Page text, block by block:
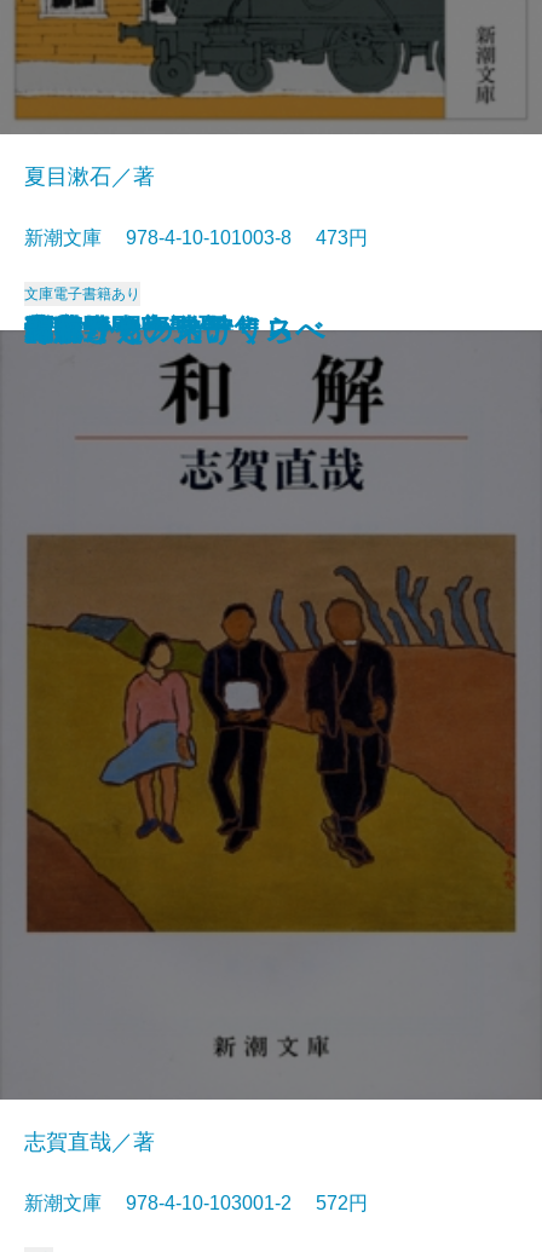
猟銃・闘牛
ヴェルレーヌ詩集
草枕
斜陽
高村光太郎詩集
歌行燈・高野聖
土
真実一路
老妓抄
坊っちゃん
夏目漱石／著
新潮文庫 978-4-10-101003-8 473円
文庫電子書籍あり
和解
志賀直哉／著
新潮文庫 978-4-10-103001-2 572円
ヰタ・セクスアリス
出家とその弟子
にごりえ・たけくらべ
武蔵野
白痴
青年
雁
それから
門